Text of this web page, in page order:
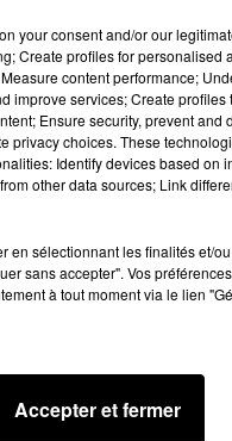
your consent and/or our
Create profiles for personalised
content performance;
improve services; Create
Ensure security, prevent and
privacy choices. These
Identify devices based on
other data sources; Link
en sélectionnant les finalités et/
sans accepter". Vos
à tout moment via le lien
Accepter et fermer